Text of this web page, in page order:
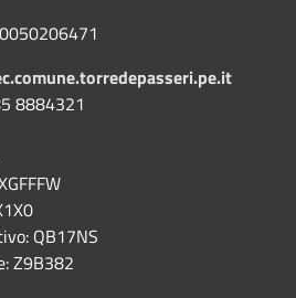
8884321
QB17NS
Z9B382